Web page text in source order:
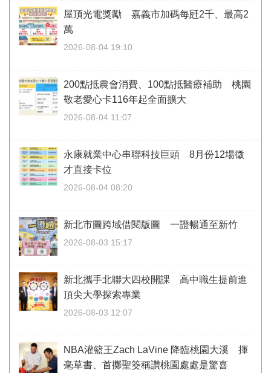
屋頂光電獎勵 嘉義市加碼每瓩2千、最高2
萬
2026-08-04 19:10
200點抵農會消費、100點抵醫療補助 桃園
敬老愛心卡116年起全面擴大
2026-08-04 11:07
永康就業中心串聯科技巨頭 8月份12場徵
才直接卡位
2026-08-04 08:20
新北市圖跨域借閱版圖 一證暢通至新竹
2026-08-03 15:17
新北攜手北聯大四校開課 高中職生提前進
頂尖大學探索專業
2026-08-03 12:07
NBA灌籃王Zach LaVine 降臨桃園大溪 揮
毫草書、首擲聖筊稱讚桃園處處是驚喜